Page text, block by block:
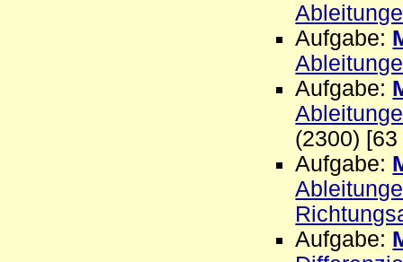
Aufgabe:
Aufgabe:
(2300)
Aufgabe:
Aufgabe: